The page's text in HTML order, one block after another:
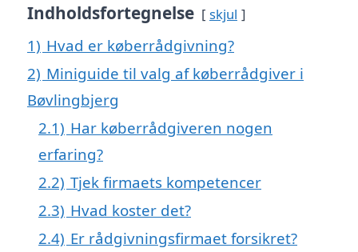
Indholdsfortegnelse skjul
1) Hvad er køberrådgivning?
2) Miniguide til valg af køberrådgiver i
Bøvlingbjerg
2.1) Har køberrådgiveren nogen
erfaring?
2.2) Tjek firmaets kompetencer
2.3) Hvad koster det?
2.4) Er rådgivningsfirmaet forsikret?